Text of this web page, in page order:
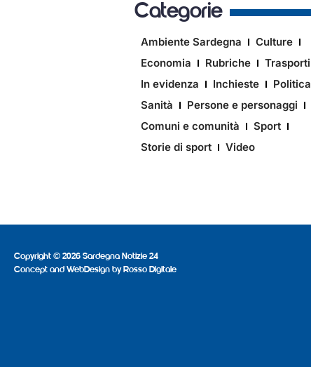
Categorie
Ambiente Sardegna
Culture
Economia
Rubriche
Trasporti
In evidenza
Inchieste
Politica
Sanità
Persone e personaggi
Comuni e comunità
Sport
Storie di sport
Video
Copyright © 2026 Sardegna Notizie 24
Concept and WebDesign by Rosso Digitale